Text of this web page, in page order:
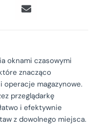
oknami czasowymi
znacząco
operacje magazynowe.
przeglądarkę
i efektywnie
z dowolnego miejsca.